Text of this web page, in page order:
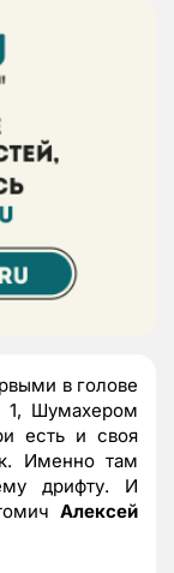
в голове
1, Шумахером
есть и своя
Именно там
дрифту. И
Алексей